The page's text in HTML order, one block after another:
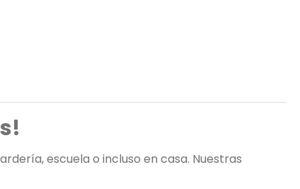
escuela o incluso en casa. Nuestras